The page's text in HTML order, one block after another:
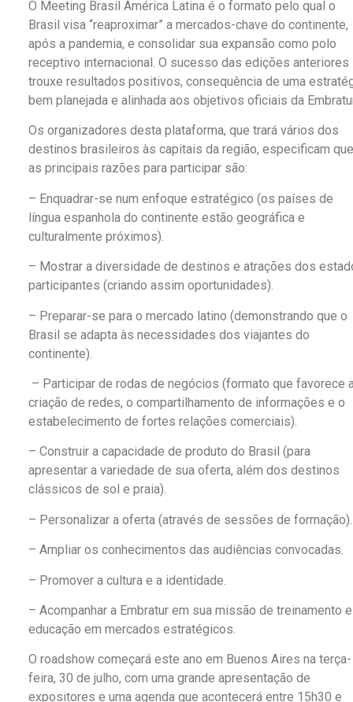
O Meeting Brasil América Latina é o formato pelo qual o
Brasil visa “reaproximar” a mercados-chave do continente,
após a pandemia, e consolidar sua expansão como polo
receptivo internacional. O sucesso das edições anteriores
trouxe resultados positivos, consequência de uma
bem planejada e alinhada aos objetivos oficiais da
Os organizadores desta plataforma, que trará vários dos
destinos brasileiros às capitais da região, especificam que
as principais razões para participar são:
– Enquadrar-se num enfoque estratégico (os países de
língua espanhola do continente estão geográfica e
culturalmente próximos).
– Mostrar a diversidade de destinos e atrações dos
participantes (criando assim oportunidades).
– Preparar-se para o mercado latino (demonstrando que o
Brasil se adapta às necessidades dos viajantes do
continente).
– Participar de rodas de negócios (formato que favorece
criação de redes, o compartilhamento de informações e o
estabelecimento de fortes relações comerciais).
– Construir a capacidade de produto do Brasil (para
apresentar a variedade de sua oferta, além dos destinos
clássicos de sol e praia).
– Personalizar a oferta (através de sessões de
– Ampliar os conhecimentos das audiências convocadas.
– Promover a cultura e a identidade.
– Acompanhar a Embratur em sua missão de treinamento e
educação em mercados estratégicos.
O roadshow começará este ano em Buenos Aires na terça-
feira, 30 de julho, com uma grande apresentação de
expositores e uma agenda que acontecerá entre 15h30 e